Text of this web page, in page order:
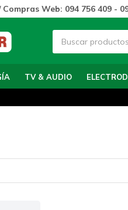
TV & AUDIO
Compras Web: 094 756 409 -